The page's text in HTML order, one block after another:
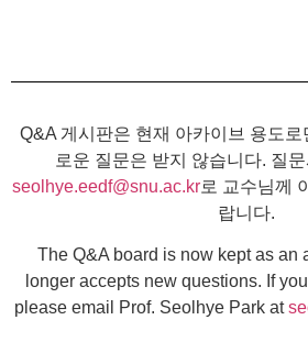
Q&A 게시판은 현재 아카이브 용도로
로운 질문은 받지 않습니다. 질
seolhye.eedf@snu.ac.kr로 교수님께
랍니다.
The Q&A board is now kept as an
longer accepts new questions. If
please email Prof. Seolhye Park at